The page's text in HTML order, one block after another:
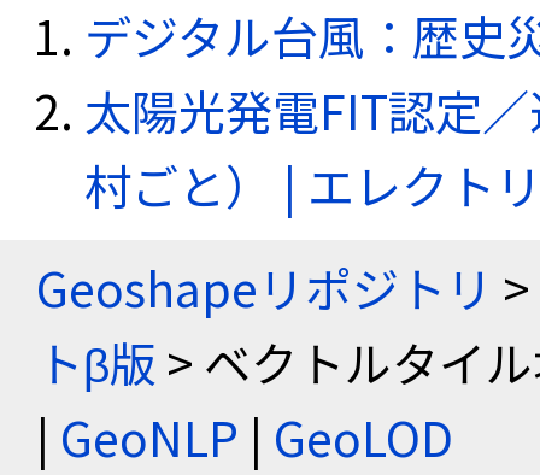
デジタル台風：歴史
太陽光発電FIT認定
村ごと） | エレクト
Geoshapeリポジトリ >
トβ版 > ベクトルタイ
| GeoNLP | GeoLOD